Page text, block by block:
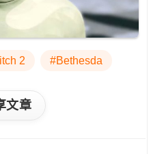
2 #Bethesda
文章